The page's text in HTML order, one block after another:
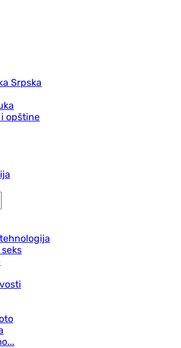
Srpska
opštine